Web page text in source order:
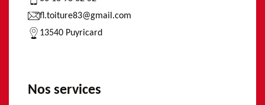
fl.toiture83@gmail.com
13540 Puyricard
Nos services